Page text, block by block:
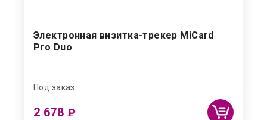
Электронная визитка-трекер MiCard
Pro Duo
Под заказ
2 678 ₽